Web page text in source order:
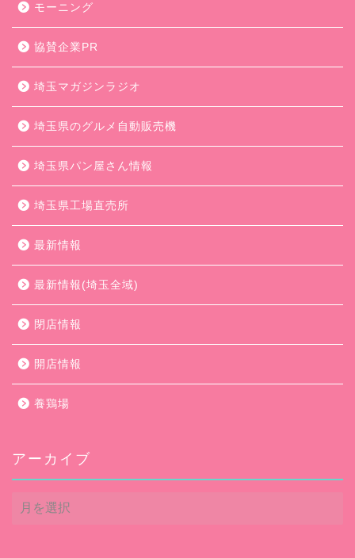
モーニング
協賛企業PR
埼玉マガジンラジオ
埼玉県のグルメ自動販売機
埼玉県パン屋さん情報
埼玉県工場直売所
最新情報
最新情報(埼玉全域)
閉店情報
開店情報
養鶏場
アーカイブ
ア
ー